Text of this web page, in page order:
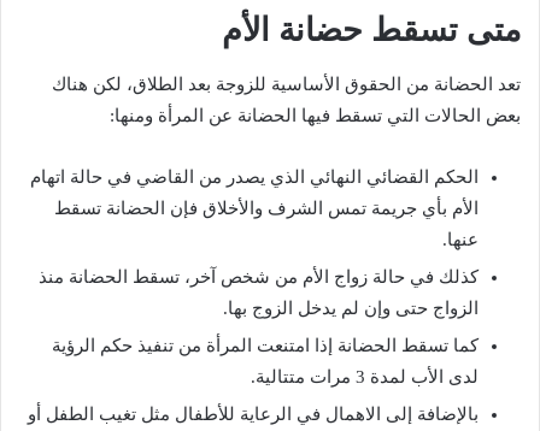
متى تسقط حضانة الأم
تعد الحضانة من الحقوق الأساسية للزوجة بعد الطلاق، لكن هناك
بعض الحالات التي تسقط فيها الحضانة عن المرأة ومنها:
الحكم القضائي النهائي الذي يصدر من القاضي في حالة اتهام
الأم بأي جريمة تمس الشرف والأخلاق فإن الحضانة تسقط
عنها.
كذلك في حالة زواج الأم من شخص آخر، تسقط الحضانة منذ
الزواج حتى وإن لم يدخل الزوج بها.
كما تسقط الحضانة إذا امتنعت المرأة من تنفيذ حكم الرؤية
لدى الأب لمدة 3 مرات متتالية.
بالإضافة إلى الاهمال في الرعاية للأطفال مثل تغيب الطفل أو